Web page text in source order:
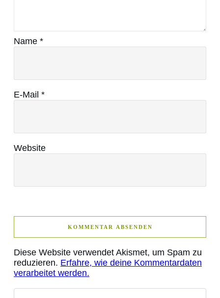
Name *
E-Mail *
Website
KOMMENTAR ABSENDEN
Diese Website verwendet Akismet, um Spam zu
reduzieren. Erfahre, wie deine Kommentardaten
verarbeitet werden.